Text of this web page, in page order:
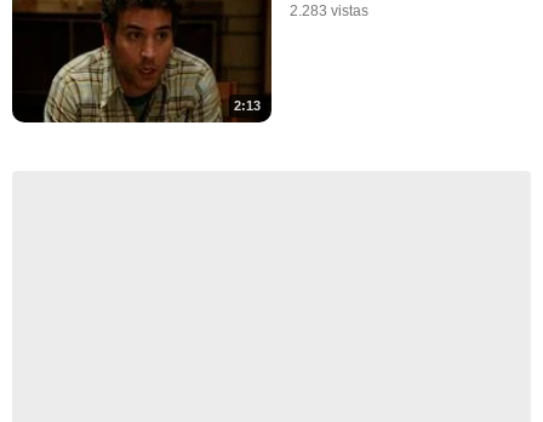
2:13
2.283 vistas